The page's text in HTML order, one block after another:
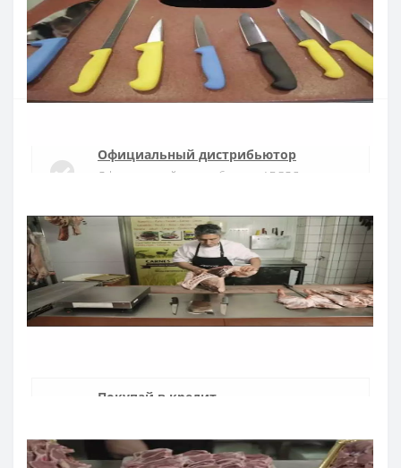
Купить в один клик
Введите номер телефона и мы перезвоним
Купить
Официальный дистрибьютор
Официальный дистрибьютор ARCOS в
Быстрая доставка
Доставка в течении 1-3 дней по Украине
Гарантия качества
Покупай в кредит